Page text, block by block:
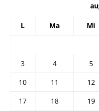
L Ma Mi
3
4 5
10
11 12
17
18 19